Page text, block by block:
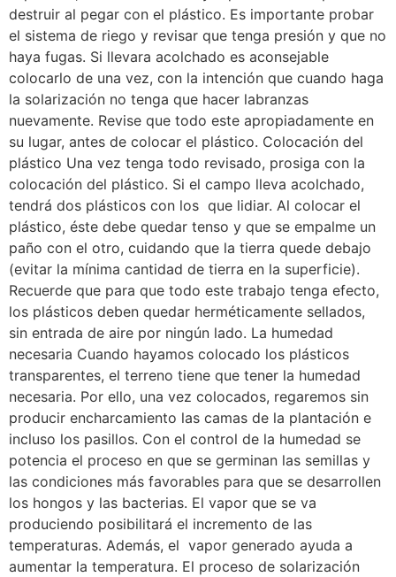
destruir al pegar con el plástico. Es importante probar
el sistema de riego y revisar que tenga presión y que no
haya fugas. Si llevara acolchado es aconsejable
colocarlo de una vez, con la intención que cuando haga
la solarización no tenga que hacer labranzas
nuevamente. Revise que todo este apropiadamente en
su lugar, antes de colocar el plástico. Colocación del
plástico Una vez tenga todo revisado, prosiga con la
colocación del plástico. Si el campo lleva acolchado,
tendrá dos plásticos con los que lidiar. Al colocar el
plástico, éste debe quedar tenso y que se empalme un
paño con el otro, cuidando que la tierra quede debajo
(evitar la mínima cantidad de tierra en la superficie).
Recuerde que para que todo este trabajo tenga efecto,
los plásticos deben quedar herméticamente sellados,
sin entrada de aire por ningún lado. La humedad
necesaria Cuando hayamos colocado los plásticos
transparentes, el terreno tiene que tener la humedad
necesaria. Por ello, una vez colocados, regaremos sin
producir encharcamiento las camas de la plantación e
incluso los pasillos. Con el control de la humedad se
potencia el proceso en que se germinan las semillas y
las condiciones más favorables para que se desarrollen
los hongos y las bacterias. El vapor que se va
produciendo posibilitará el incremento de las
temperaturas. Además, el vapor generado ayuda a
aumentar la temperatura. El proceso de solarización